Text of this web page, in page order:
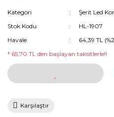
Kategori
Şerit Led
Stok Kodu
HL-1907
Havale
64,39 TL
* 65,70 TL den başlayan taksitlerle!!
Karşılaştır